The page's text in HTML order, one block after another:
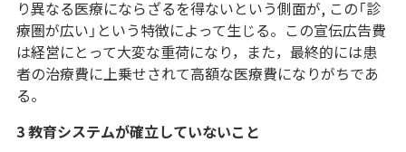
り異なる医療にならざるを得ないという側面が, この「診
療圏が広い」という特徴によって生じる。この宣伝広告費
は経営にとって大変な重荷になり，また，最終的には患
者の治療費に上乗せされて高額な医療費になりがちであ
る。
3 教育システムが確立していないこと